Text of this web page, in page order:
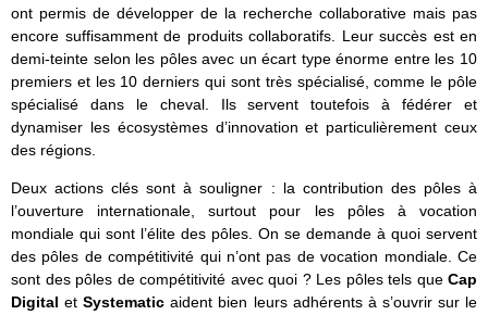
ont permis de développer de la recherche collaborative mais pas
encore suffisamment de produits collaboratifs. Leur succès est en
demi-teinte selon les pôles avec un écart type énorme entre les 10
premiers et les 10 derniers qui sont très spécialisé, comme le pôle
spécialisé dans le cheval. Ils servent toutefois à fédérer et
dynamiser les écosystèmes d’innovation et particulièrement ceux
des régions.
Deux actions clés sont à souligner : la contribution des pôles à
l’ouverture internationale, surtout pour les pôles à vocation
mondiale qui sont l’élite des pôles. On se demande à quoi servent
des pôles de compétitivité qui n’ont pas de vocation mondiale. Ce
sont des pôles de compétitivité avec quoi ? Les pôles tels que Cap
DigitaletSystematicaident bien leurs adhérents à s’ouvrir sur le